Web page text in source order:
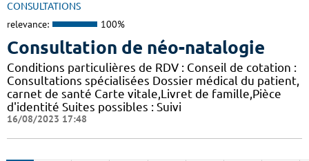
CONSULTATIONS
relevance: 100%
Consultation de néo-natalogie
Conditions particulières de RDV : Conseil de cotation :
Consultations spécialisées Dossier médical du patient,
carnet de santé Carte vitale,Livret de famille,Pièce
d'identité Suites possibles : Suivi
16/08/2023 17:48